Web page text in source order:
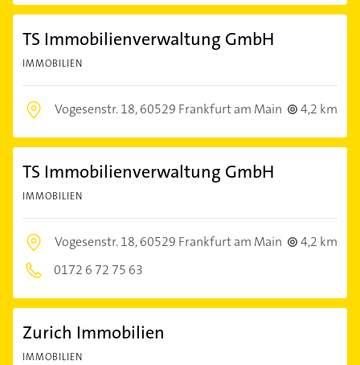
TS Immobilienverwaltung GmbH
IMMOBILIEN
Vogesenstr. 18,60529 Frankfurt am Main 4,2 km
TS Immobilienverwaltung GmbH
IMMOBILIEN
Vogesenstr. 18,60529 Frankfurt am Main
4,2 km
0172 6 72 75 63
Zurich Immobilien
IMMOBILIEN